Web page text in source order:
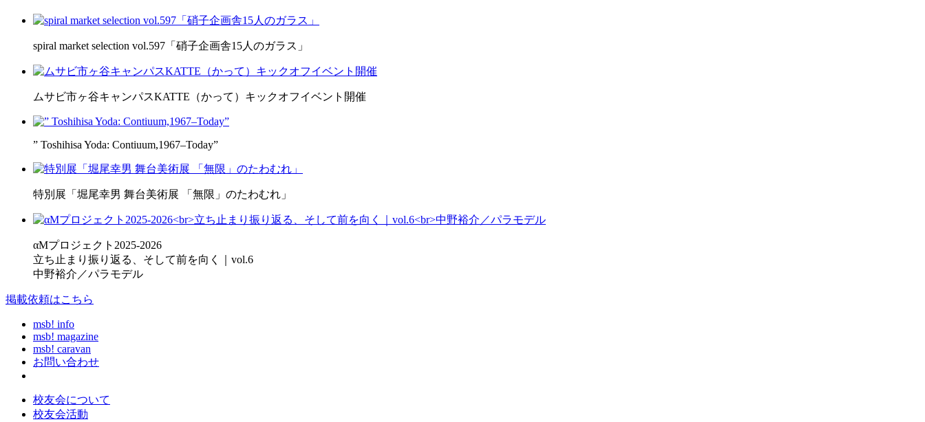
spiral market selection vol.597「硝子企画舎15人のガラス」
ムサビ市ヶ谷キャンパスKATTE（かって）キックオフイベント開催
” Toshihisa Yoda: Contiuum,1967–Today”
特別展「堀尾幸男 舞台美術展 「無限」のたわむれ」
αMプロジェクト2025-2026
立ち止まり振り返る、そして前を向く｜vol.6
中野裕介／パラモデル
掲載依頼はこちら
msb! info
msb! magazine
msb! caravan
お問い合わせ
校友会について
校友会活動